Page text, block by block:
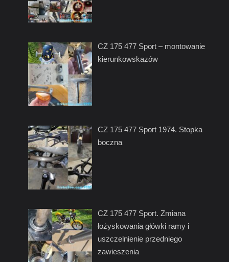
CZ 175 477 Sport – montowanie
kierunkowskazów
CZ 175 477 Sport 1974. Stopka
boczna
CZ 175 477 Sport. Zmiana
łożyskowania główki ramy i
uszczelnienie przedniego
zawieszenia